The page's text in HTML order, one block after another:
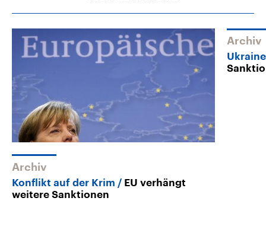
Archiv
Konflikt auf der Krim
EU verhängt
weitere Sanktionen
Archiv